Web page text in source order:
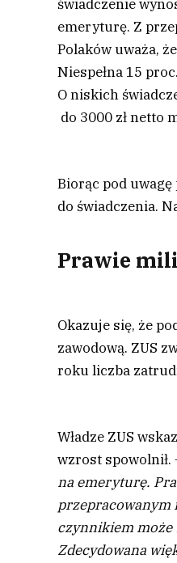
świadczenie
emeryturę. Z
Polaków uważa,
Niespełna 15
O niskich
do 3000 zł netto
Biorąc pod
do świadczenia.
Prawie
Okazuje się, że
zawodową. ZUS
roku liczba
Władze ZUS
wzrost spowolnił.
na emeryturę.
przepracowanym
czynnikiem może
Zdecydowana